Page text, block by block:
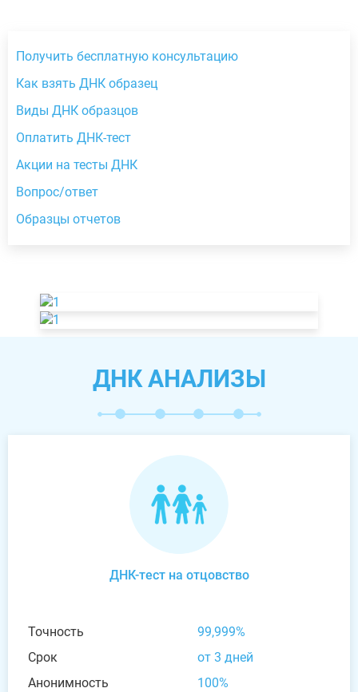
Получить бесплатную консультацию
Как взять ДНК образец
Виды ДНК образцов
Оплатить ДНК-тест
Акции на тесты ДНК
Вопрос/ответ
Образцы отчетов
ДНК АНАЛИЗЫ
ДНК-тест на отцовство
Точность
99,999%
Срок
от 3 дней
Анонимность
100%